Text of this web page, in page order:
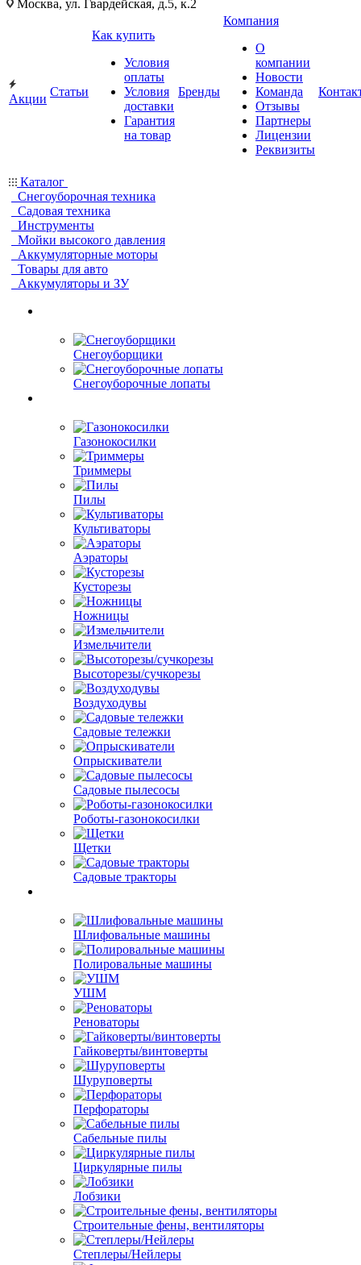
Москва, ул. Гвардейская, д.5, к.2
Акции
Статьи
Как купить
Условия
оплаты
Условия
доставки
Гарантия
на товар
Бренды
Компания
О
компании
Новости
Команда
Отзывы
Партнеры
Лицензии
Реквизиты
Каталог
Снегоуборочная техника
Садовая техника
Инструменты
Мойки высокого давления
Аккумуляторные моторы
Товары для авто
Аккумуляторы и ЗУ
Снегоуборщики
Снегоуборочные лопаты
Газонокосилки
Триммеры
Пилы
Культиваторы
Аэраторы
Кусторезы
Ножницы
Измельчители
Высоторезы/сучкорезы
Воздуходувы
Садовые тележки
Опрыскиватели
Садовые пылесосы
Роботы-газонокосилки
Щетки
Садовые тракторы
Шлифовальные машины
Полировальные машины
УШМ
Реноваторы
Гайковерты/винтоверты
Шуруповерты
Перфораторы
Сабельные пилы
Циркулярные пилы
Лобзики
Строительные фены, вентиляторы
Степлеры/Нейлеры